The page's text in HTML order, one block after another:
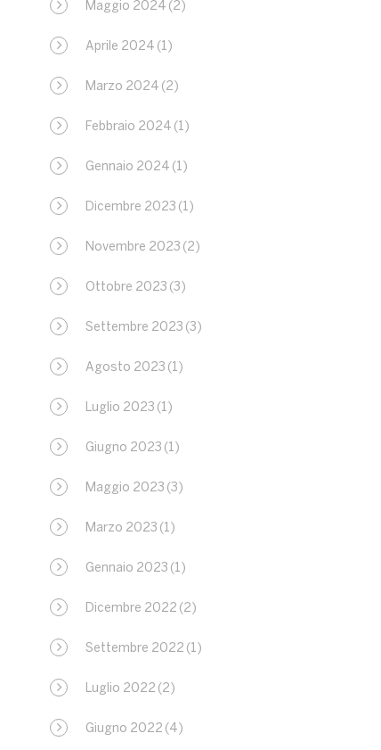
Maggio 2024 (2)
Aprile 2024 (1)
Marzo 2024 (2)
Febbraio 2024 (1)
Gennaio 2024 (1)
Dicembre 2023 (1)
Novembre 2023 (2)
Ottobre 2023 (3)
Settembre 2023 (3)
Agosto 2023 (1)
Luglio 2023 (1)
Giugno 2023 (1)
Maggio 2023 (3)
Marzo 2023 (1)
Gennaio 2023 (1)
Dicembre 2022 (2)
Settembre 2022 (1)
Luglio 2022 (2)
Giugno 2022 (4)